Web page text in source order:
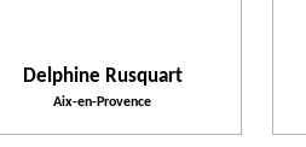
Delphine Rusquart
Aix-en-Provence